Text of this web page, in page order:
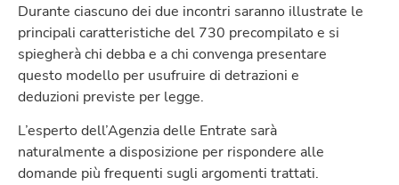
Durante ciascuno dei due incontri saranno illustrate le
principali caratteristiche del 730 precompilato e si
spiegherà chi debba e a chi convenga presentare
questo modello per usufruire di detrazioni e
deduzioni previste per legge.
L’esperto dell’Agenzia delle Entrate sarà
naturalmente a disposizione per rispondere alle
domande più frequenti sugli argomenti trattati.